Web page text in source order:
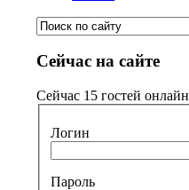
Сейчас на сайте
Сейчас 15 гостей онлайн
Логин
Пароль